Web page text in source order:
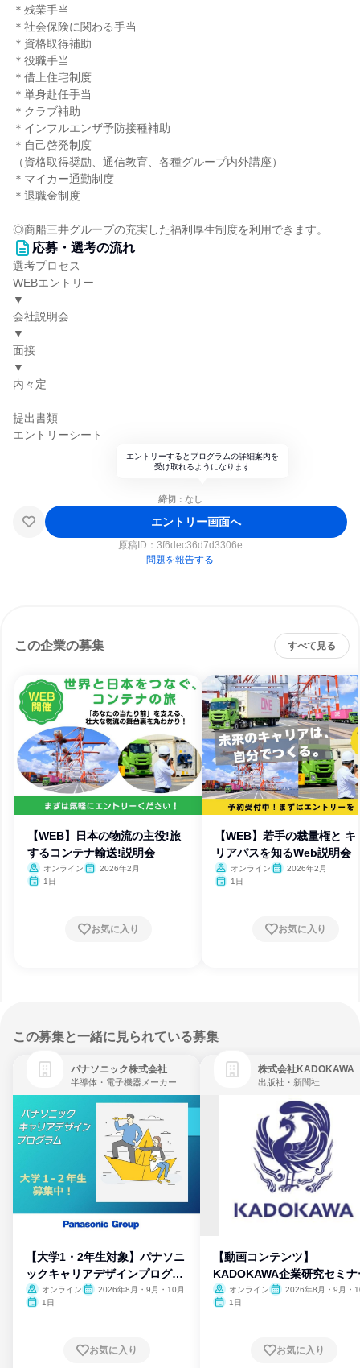
＊残業手当
＊社会保険に関わる手当
＊資格取得補助
＊役職手当
＊借上住宅制度
＊単身赴任手当
＊クラブ補助
＊インフルエンザ予防接種補助
＊自己啓発制度
（資格取得奨励、通信教育、各種グループ内外講座）
＊マイカー通勤制度
＊退職金制度
◎商船三井グループの充実した福利厚生制度を利用できます。
応募・選考の流れ
選考プロセス
WEBエントリー
▼
会社説明会
▼
面接
▼
内々定
提出書類
エントリーシート
エントリーするとプログラムの詳細案内を
受け取れるようになります
締切：なし
エントリー画面へ
原稿ID： 3f6dec36d7d3306e
問題を報告する
この企業の募集 すべて見る
【WEB】日本の物流の主役!旅
するコンテナ輸送!説明会
オンライン
2026年2月
1日
お気に入り
【WEB】若手の裁量権と キ
リアパスを知るWeb説明会
オンライン
2026年2月
1日
お気に入り
この募集と一緒に見られている募集
パナソニック株式会社
半導体・電子機器メーカー
【大学1・2年生対象】パナソニ
ックキャリアデザインプログラ
ム
オンライン
2026年8月・9月・10月
1日
お気に入り
株式会社KADOKAWA
出版社・新聞社
【動画コンテンツ】
KADOKAWA企業研究セミナ
オンライン
2026年8月・9月・
1日
お気に入り